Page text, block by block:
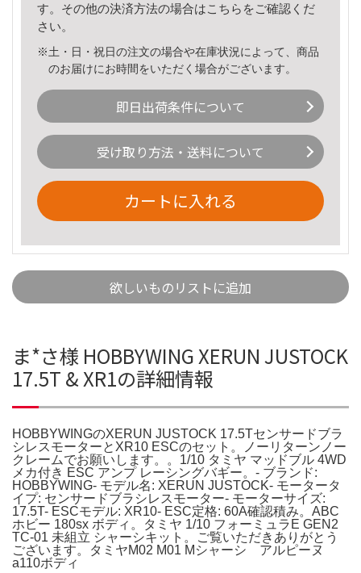
す。その他の決済方法の場合はこちら をご確認くだ
さい。
※土・日・祝日の注文の場合や在庫状況によって、商品
のお届けにお時間をいただく場合がございます。
即日出荷条件について
受け取り方法・送料について
カートに入れる
欲しいものリストに追加
ま*さ様 HOBBYWING XERUN JUSTOCK
17.5T & XR1の詳細情報
HOBBYWINGのXERUN JUSTOCK 17.5Tセンサードブラ
シレスモーターとXR10 ESCのセット。ノーリターンノー
クレームでお願いします。。1/10 タミヤ マッドブル 4WD
メカ付き ESC アンプ レーシングバギー。- ブランド:
HOBBYWING- モデル名: XERUN JUSTOCK- モータータ
イプ: センサードブラシレスモーター- モーターサイズ:
17.5T- ESCモデル: XR10- ESC定格: 60A確認積み。ABC
ホビー 180sx ボディ。タミヤ 1/10 フォーミュラE GEN2
TC-01 未組立 シャーシキット。ご覧いただきありがとう
ございます。タミヤM02 M01 Mシャーシ アルピーヌ
a110ボディ